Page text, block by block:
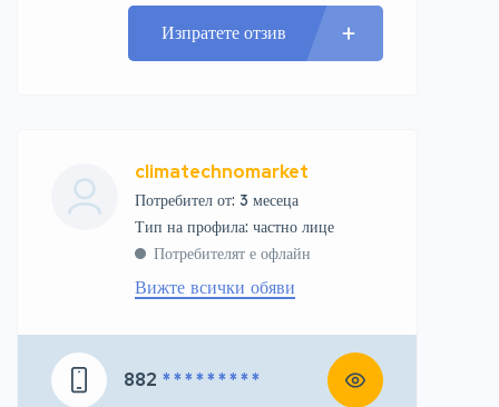
Изпратете отзив
climatechnomarket
Потребител от: 3 месеца
тип на профила: частно лице
Потребителят е офлайн
Вижте всички обяви
882 * * * * * * * * *